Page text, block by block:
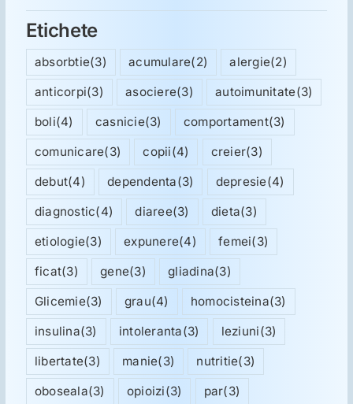
Etichete
absorbtie(3) acumulare(2) alergie(2)
anticorpi(3) asociere(3) autoimunitate(3)
boli(4) casnicie(3) comportament(3)
comunicare(3) copii(4) creier(3)
debut(4) dependenta(3) depresie(4)
diagnostic(4) diaree(3) dieta(3)
etiologie(3) expunere(4) femei(3)
ficat(3) gene(3) gliadina(3)
Glicemie(3) grau(4) homocisteina(3)
insulina(3) intoleranta(3) leziuni(3)
libertate(3) manie(3) nutritie(3)
oboseala(3) opioizi(3) par(3)